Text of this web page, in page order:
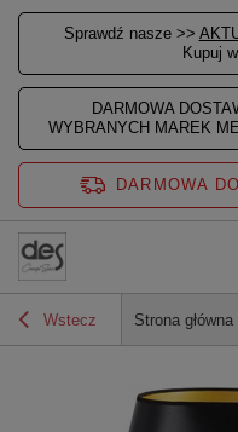
Sprawdź nasze >>
Kupuj
DARMOWA
WYBRANYCH MAREK
DARMOWA
Wstecz Strona główna